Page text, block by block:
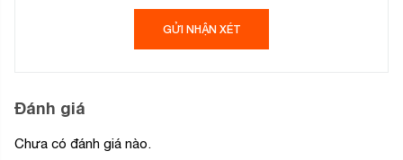
Đánh giá
Chưa có đánh giá nào.